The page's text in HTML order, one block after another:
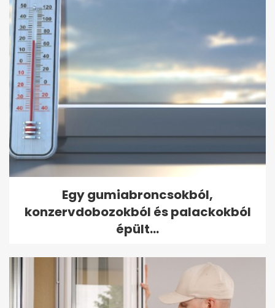
Egy gumiabroncsokból,
konzervdobozokból és palackokból
épült...